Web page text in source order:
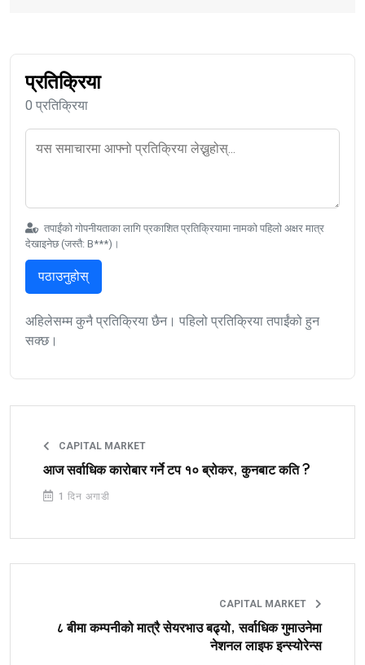
प्रतिक्रिया
0 प्रतिक्रिया
तपाईंको गोपनीयताका लागि प्रकाशित प्रतिक्रियामा नामको पहिलो अक्षर मात्र
देखाइनेछ (जस्तै: B***)।
पठाउनुहोस्
अहिलेसम्म कुनै प्रतिक्रिया छैन। पहिलो प्रतिक्रिया तपाईंको हुन
सक्छ।
CAPITAL MARKET
आज सर्वाधिक कारोबार गर्ने टप १० ब्रोकर, कुनबाट कति ?
1 दिन अगाडी
CAPITAL MARKET
८ बीमा कम्पनीको मात्रै सेयरभाउ बढ्यो, सर्वाधिक गुमाउनेमा
नेशनल लाइफ इन्स्योरेन्स